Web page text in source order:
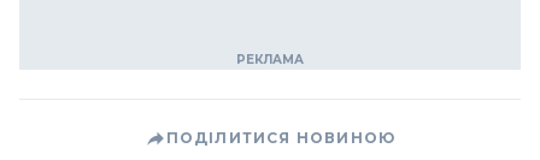
ПОДІЛИТИСЯ НОВИНОЮ